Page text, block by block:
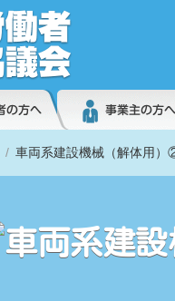
車両系建設機械（解体用）